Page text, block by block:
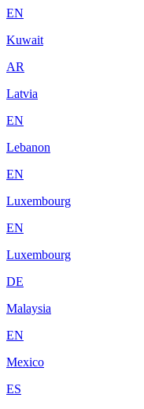
EN
Kuwait
AR
Latvia
EN
Lebanon
EN
Luxembourg
EN
Luxembourg
DE
Malaysia
EN
Mexico
ES